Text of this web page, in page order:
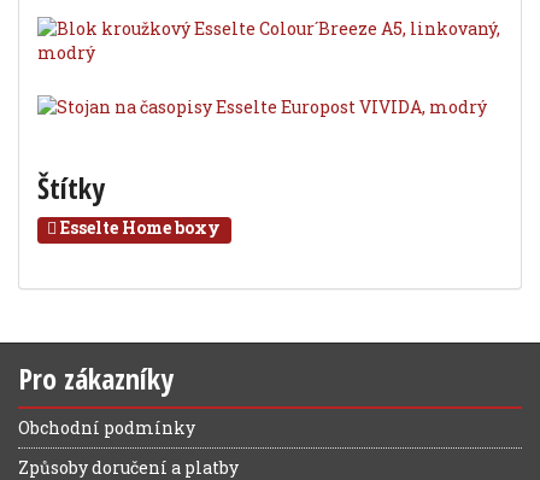
Štítky
Esselte Home boxy
Pro zákazníky
Obchodní podmínky
Způsoby doručení a platby